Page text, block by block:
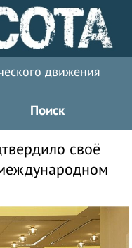
движения
Поиск
своё